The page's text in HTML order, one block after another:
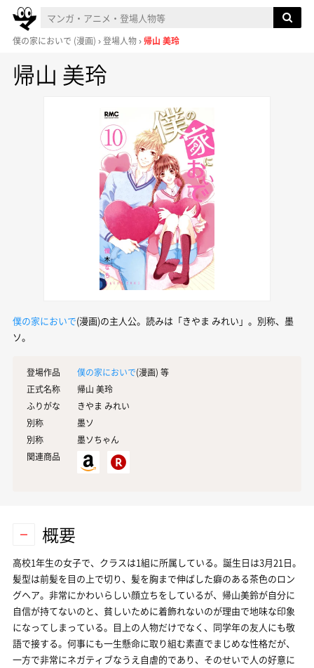
僕の家においで (漫画) 登場人物 帰山 美玲
帰山 美玲
僕の家においで(漫画)の主人公。読みは「きやま みれい」。別称、墨
ソ。
登場作品 僕の家においで(漫画) 等
正式名称
帰山 美玲
ふりがな
きやま みれい
別称
墨ソ
別称
墨ソちゃん
関連商品
概要
高校1年生の女子で、クラスは1組に所属している。誕生日は3月21日。
髪型は前髪を目の上で切り、髪を胸まで伸ばした癖のある茶色のロン
グヘア。非常にかわいらしい顔立ちをしているが、帰山美鈴が自分に
自信が持てないのと、貧しいために着飾れないのが理由で地味な印象
になってしまっている。目上の人物だけでなく、同学年の友人にも敬
語で接する。何事にも一生懸命に取り組む素直でまじめな性格だが、
一方で非常にネガティブなうえ自虐的であり、そのせいで人の好意に